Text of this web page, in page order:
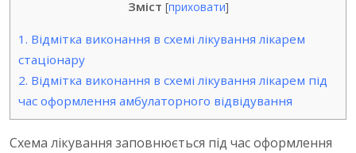
Зміст [приховати]
1. Відмітка виконання в схемі лікування лікарем
стаціонару
2. Відмітка виконання в схемі лікування лікарем під
час оформлення амбулаторного відвідування
Схема лікування заповнюється під час оформлення